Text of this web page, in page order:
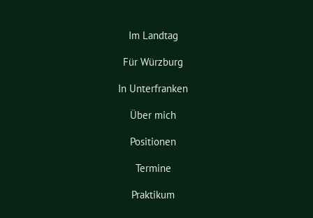
Im Landtag
Für Würzburg
In Unterfranken
Über mich
Positionen
Termine
Praktikum